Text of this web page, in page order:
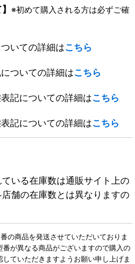
※初めて購入される方は必ずご確
いての詳細はこちら
ついての詳細はこちら
記についての詳細はこちら
記についての詳細はこちら
いる在庫数は通販サイト上の
舗の在庫数とは異なりますの
の商品を発送させていただいておりま
が異なる商品がございますので購入の
ていただきますようお願い申し上げま